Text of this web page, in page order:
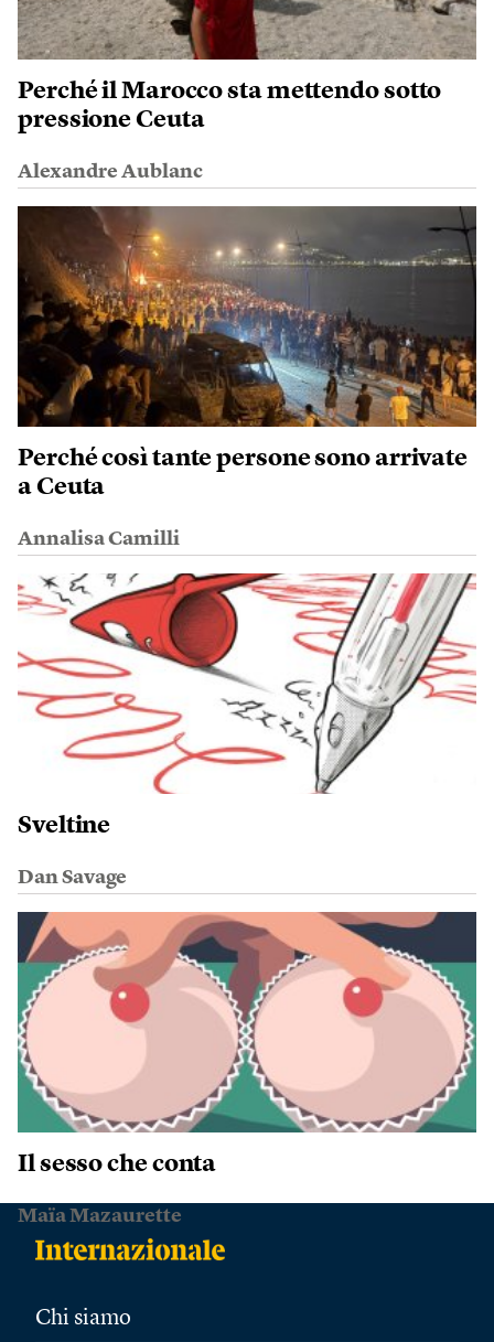
Perché il Marocco sta mettendo sotto
pressione Ceuta
Alexandre Aublanc
Perché così tante persone sono arrivate
a Ceuta
Annalisa Camilli
Sveltine
Dan Savage
Il sesso che conta
Maïa Mazaurette
Chi siamo